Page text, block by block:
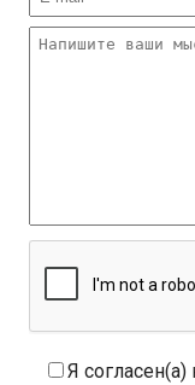
Я согласен(а)